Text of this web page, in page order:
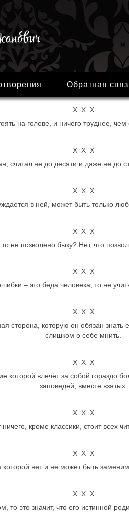
Обратная
Х Х Х
на голове, и ничего труднее,
Х Х Х
считал не до десяти и даже не до
Х Х Х
в ней, может быть только
Х Х Х
не позволено быку? Нет, что
Х Х Х
– это беда человека, то не
Х Х Х
сторона, которую он обязан
слишком о себе мнить.
Х Х Х
которой влечёт за собой гораздо
заповедей, вместе взятых.
Х Х Х
кроме классики, стоит всех
Х Х Х
нет и не может быть
Х Х Х
то это значит, что его истинной